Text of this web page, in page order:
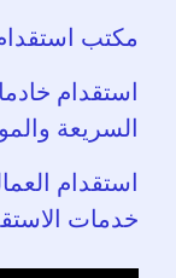
مكتب
استقدام
السريعة
استقدام
خدمات